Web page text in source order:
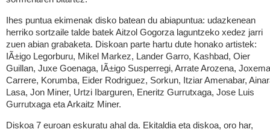
Ihes puntua ekimenak disko batean du abiapuntua: udazkenean
herriko sortzaile talde batek Aitzol Gogorza laguntzeko xedez jarri
zuen abian grabaketa. Diskoan parte hartu dute honako artistek:
IÃ±igo Legorburu, Mikel Markez, Lander Garro, Kashbad, Oier
Guillan, Juxe Goenaga, IÃ±igo Susperregi, Arrate Arozena,
Carrere, Korumba, Eider Rodriguez, Sorkun, Itziar Amenabar,
Lasa, Jon Miner, Urtzi Ibarguren, Eneritz Gurrutxaga, Jose Luis
Gurrutxaga eta Arkaitz Miner.
Diskoa 7 euroan eskuratu ahal da. Ekitaldia eta diskoa, oro har,